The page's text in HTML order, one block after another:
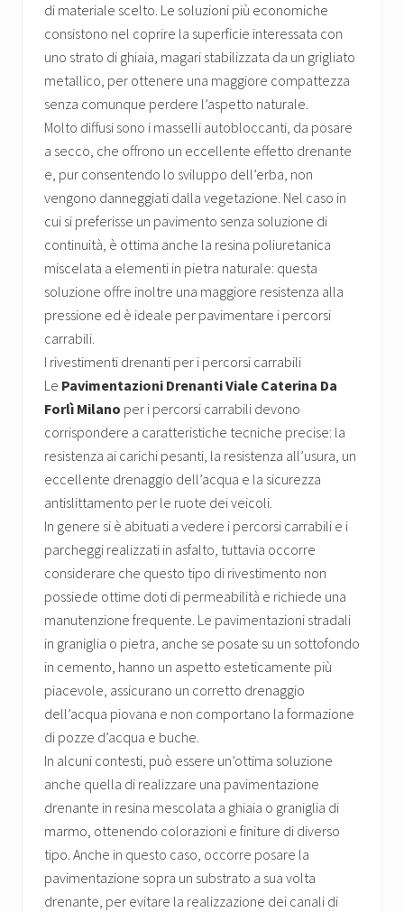
di materiale scelto. Le soluzioni più economiche
consistono nel coprire la superficie interessata con
uno strato di ghiaia, magari stabilizzata da un grigliato
metallico, per ottenere una maggiore compattezza
senza comunque perdere l’aspetto naturale.
Molto diffusi sono i masselli autobloccanti, da posare
a secco, che offrono un eccellente effetto drenante
e, pur consentendo lo sviluppo dell’erba, non
vengono danneggiati dalla vegetazione. Nel caso in
cui si preferisse un pavimento senza soluzione di
continuità, è ottima anche la resina poliuretanica
miscelata a elementi in pietra naturale: questa
soluzione offre inoltre una maggiore resistenza alla
pressione ed è ideale per pavimentare i percorsi
carrabili.
I rivestimenti drenanti per i percorsi carrabili
Le Pavimentazioni Drenanti Viale Caterina Da
Forlì Milano per i percorsi carrabili devono
corrispondere a caratteristiche tecniche precise: la
resistenza ai carichi pesanti, la resistenza all’usura, un
eccellente drenaggio dell’acqua e la sicurezza
antislittamento per le ruote dei veicoli.
In genere si è abituati a vedere i percorsi carrabili e i
parcheggi realizzati in asfalto, tuttavia occorre
considerare che questo tipo di rivestimento non
possiede ottime doti di permeabilità e richiede una
manutenzione frequente. Le pavimentazioni stradali
in graniglia o pietra, anche se posate su un sottofondo
in cemento, hanno un aspetto esteticamente più
piacevole, assicurano un corretto drenaggio
dell’acqua piovana e non comportano la formazione
di pozze d’acqua e buche.
In alcuni contesti, può essere un’ottima soluzione
anche quella di realizzare una pavimentazione
drenante in resina mescolata a ghiaia o graniglia di
marmo, ottenendo colorazioni e finiture di diverso
tipo. Anche in questo caso, occorre posare la
pavimentazione sopra un substrato a sua volta
drenante, per evitare la realizzazione dei canali di